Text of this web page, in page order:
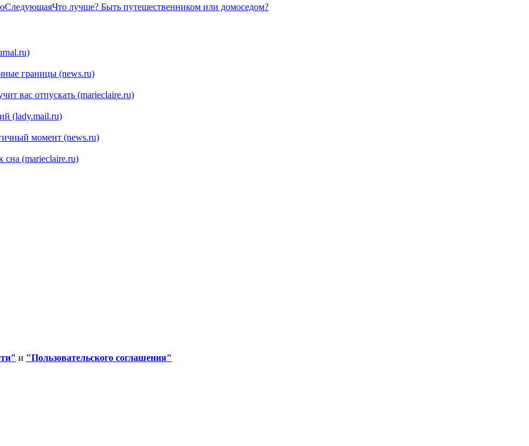
СледующаяСледующая
Что лучше? Быть путешественником или домоседом?
границы (news.ru)
вас отпускать (marieclaire.ru)
(lady.mail.ru)
момент (news.ru)
сна (marieclaire.ru)
и "Пользовательского соглашения"